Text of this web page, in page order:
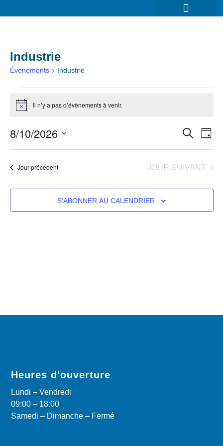
Industrie
Évènements Industrie
Notice Il n’y a pas d’évènements à venir.
et
de
JOUR
8/10/2026
une
Jour précédent JOUR SUIVANT
S’ABONNER AU CALENDRIER
Heures d'ouverture
Lundi – Vendredi
09:00 – 18:00
Samedi – Dimanche – Fermé